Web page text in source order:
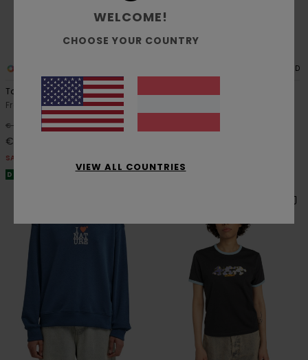
Too Wild
Frauen Beige Kapuzenpulli
€ 70,00 63%
€ 26,25
SALE
DOPPELTER RABATT EXTRA 25 %
RECYCLED
DOPPELTER RABATT EXTRA 25 %
WELCOME!
CHOOSE YOUR COUNTRY
VIEW ALL COUNTRIES